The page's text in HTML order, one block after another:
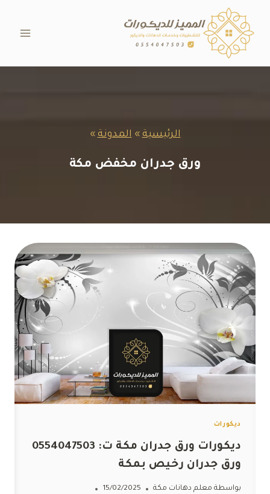
المحتوى
الرئيسية » المدونة »
ورق جدران مخفض مكة
ديكورات
ديكورات ورق جدران مكة ت: 0554047503
ورق جدران رخيص بمكة
بواسطة معلم دهانات مكة
15/02/2025